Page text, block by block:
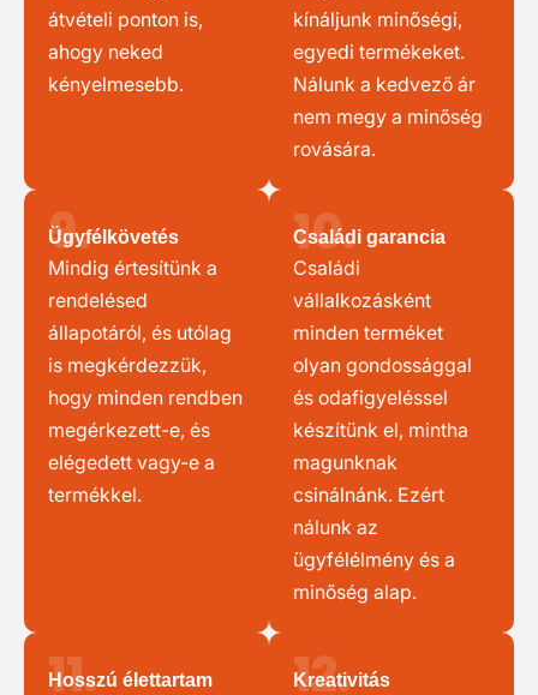
átvételi ponton is,
ahogy neked
kényelmesebb.
kínáljunk minőségi,
egyedi termékeket.
Nálunk a kedvező ár
nem megy a minőség
rovására.
9.
Ügyfélkövetés
Mindig értesítünk a
rendelésed
állapotáról, és utólag
is megkérdezzük,
hogy minden rendben
megérkezett-e, és
elégedett vagy-e a
termékkel.
10.
Családi garancia
Családi
vállalkozásként
minden terméket
olyan gondossággal
és odafigyeléssel
készítünk el, mintha
magunknak
csinálnánk. Ezért
nálunk az
ügyfélélmény és a
minőség alap.
11.
Hosszú élettartam 12.
Kreativitás